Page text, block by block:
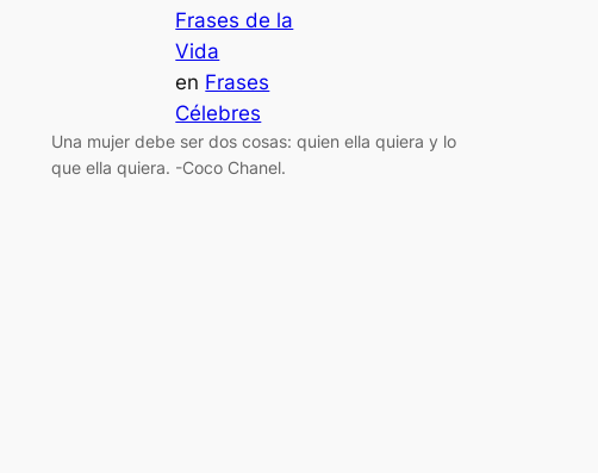
Frases de la
Vida
en Frases
Célebres
Una mujer debe ser dos cosas: quien ella quiera y lo
que ella quiera. -Coco Chanel.